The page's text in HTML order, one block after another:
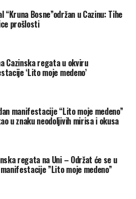
“Kruna Bosne”održan u Cazinu: Tihe
prošlosti
Cazinska regata u okviru
‘Lito moje medeno’
manifestacije “Lito moje medeno”
u znaku neodoljivih mirisa i okusa
regata na Uni – Održat će se u
”Lito moje medeno”